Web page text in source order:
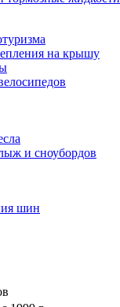
на крышу
и сноубордов
шин